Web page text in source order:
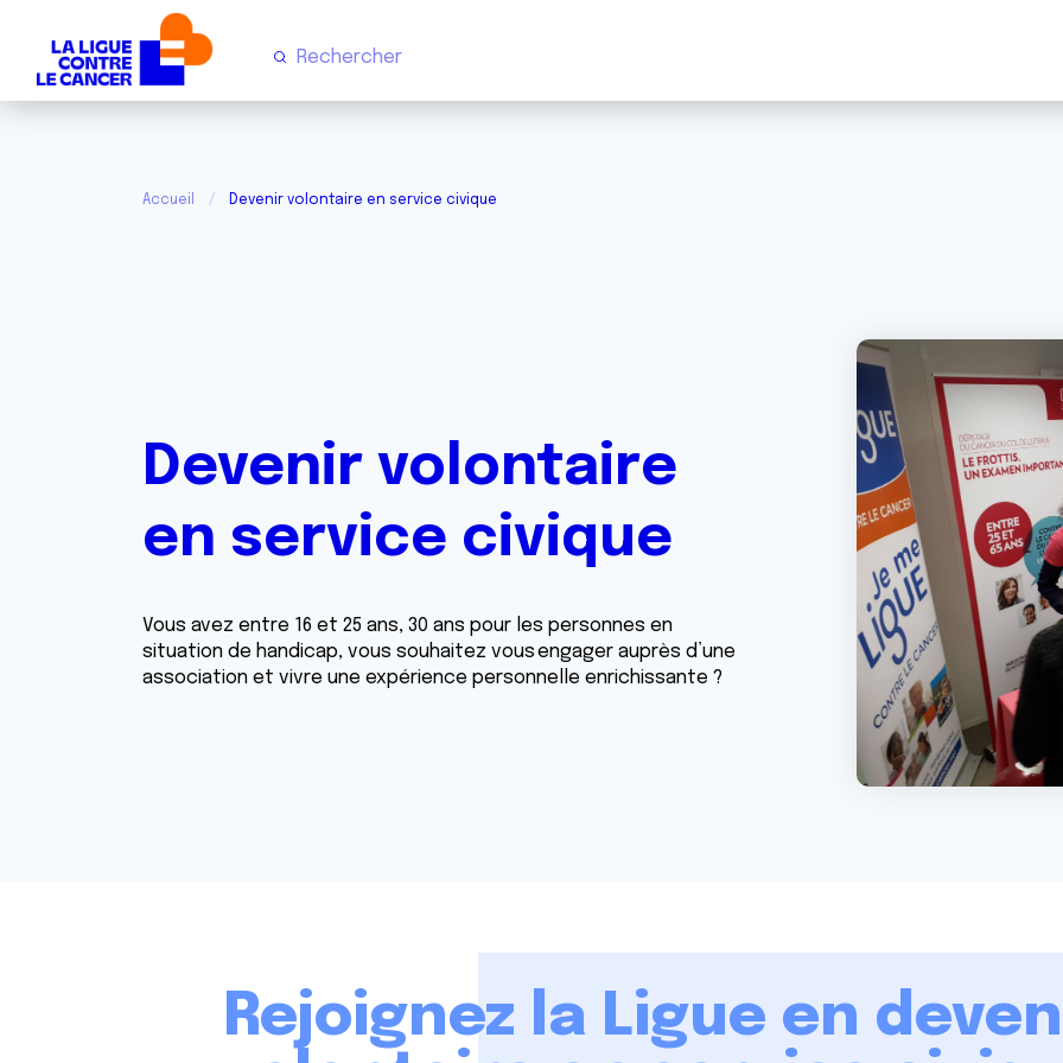
Accueil Devenir volontaire en service civique
Devenir volontaire
en service civique
Vous avez entre 16 et 25 ans, 30 ans pour les personnes en
situation de handicap, vous souhaitez vous engager auprès d’une
association et vivre une expérience personnelle enrichissante ?
Rejoignez la Ligue en